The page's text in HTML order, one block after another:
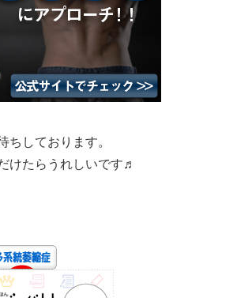
ちしております。
けたらうれしいです♬